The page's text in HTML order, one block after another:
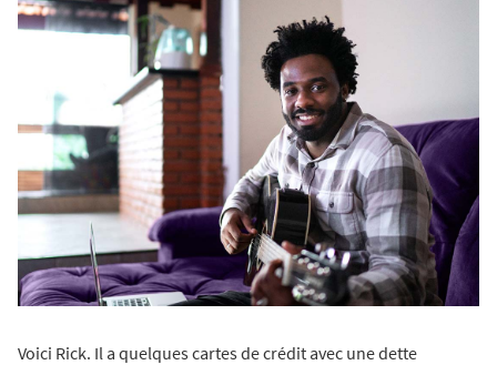
Voici Rick. Il a quelques cartes de crédit avec une dette